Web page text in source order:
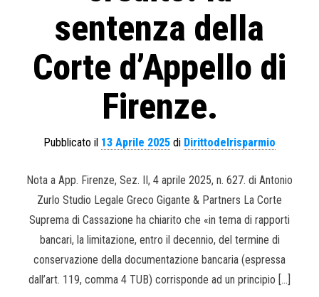
sentenza della
Corte d’Appello di
Firenze.
Pubblicato il 13 Aprile 2025 di Dirittodelrisparmio
Nota a App. Firenze, Sez. II, 4 aprile 2025, n. 627. di Antonio
Zurlo Studio Legale Greco Gigante & Partners La Corte
Suprema di Cassazione ha chiarito che «in tema di rapporti
bancari, la limitazione, entro il decennio, del termine di
conservazione della documentazione bancaria (espressa
dall’art. 119, comma 4 TUB) corrisponde ad un principio […]